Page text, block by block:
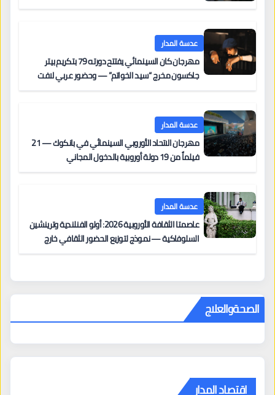
عدسة المدار
مهرجان كان السينمائي يفتتح دورته 79 بتكريم بيتر
جاكسون مخرج “سيد الخواتم” — وحضور عربي لافت
عدسة المدار
مهرجان الاتحاد الأوروبي السينمائي في بانكوك — 21
فيلماً من 19 دولة أوروبية بالدخول المجاني
عدسة المدار
عاصمتا الثقافة الأوروبية 2026: أولو الفنلندية وترينشين
السلوفاكية — نموذج لتوزيع الحضور الثقافي خارج
الصحةوالعلاج
اقتصاد المدار